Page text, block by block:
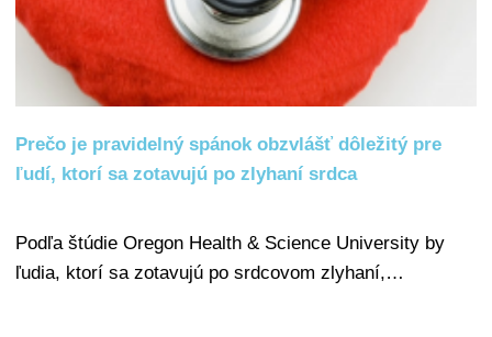
Prečo je pravidelný spánok obzvlášť dôležitý pre
ľudí, ktorí sa zotavujú po zlyhaní srdca
Podľa štúdie Oregon Health & Science University by
ľudia, ktorí sa zotavujú po srdcovom zlyhaní,…